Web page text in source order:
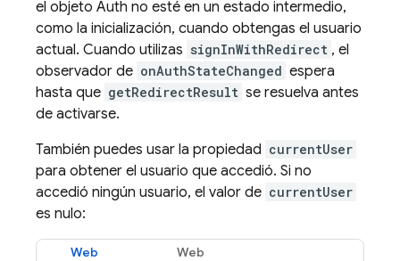
el objeto Auth no esté en un estado intermedio,
como la inicialización, cuando obtengas el usuario
actual. Cuando utilizas signInWithRedirect , el
observador de onAuthStateChanged espera
hasta que getRedirectResult se resuelva antes
de activarse.
También puedes usar la propiedad currentUser
para obtener el usuario que accedió. Si no
accedió ningún usuario, el valor de currentUser
es nulo:
Web Web